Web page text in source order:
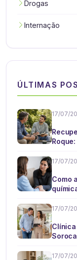
Drogas
Internação
ÚLTIMAS
17/07/
17/07/
Como
17/07/
17/07/